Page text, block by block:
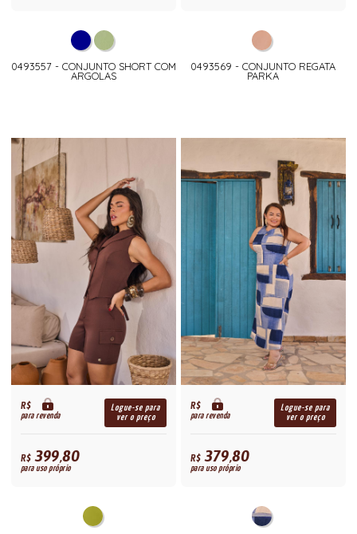
0493557 - CONJUNTO SHORT COM
ARGOLAS
0493569 - CONJUNTO REGATA
PARKA
R$
para revenda
Logue-se para
ver o preço
R$399,80
para uso próprio
R$
para revenda
Logue-se para
ver o preço
R$379,80
para uso próprio